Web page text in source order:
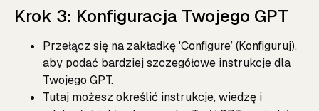
Krok 3: Konfiguracja Twojego GPT
Przełącz się na zakładkę 'Configure’ (Konfiguruj),
aby podać bardziej szczegółowe instrukcje dla
Twojego GPT.
Tutaj możesz określić instrukcje, wiedzę i